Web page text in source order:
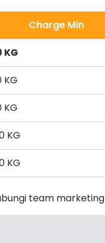
Charge Min
KG
KG
KG
KG
KG
team marketing